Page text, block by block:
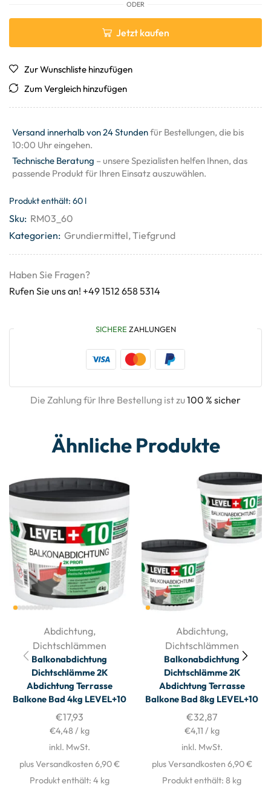
ODER
Jetzt kaufen
Zur Wunschliste hinzufügen
Zum Vergleich hinzufügen
Versand innerhalb von 24 Stundenfür Bestellungen, die bis
10:00 Uhr eingehen.
Technische Beratung – unsere Spezialisten helfen Ihnen, das
passende Produkt für Ihren Einsatz auszuwählen.
Produkt enthält: 60 l
Sku: RM03_60
Kategorien: Grundiermittel,Tiefgrund
Haben Sie Fragen?
Rufen Sie uns an! +49 1512 658 5314
SICHERE ZAHLUNGEN
Die Zahlung für Ihre Bestellung ist zu100 % sicher
Ähnliche Produkte
Abdichtung,
Dichtschlämmen
Balkonabdichtung
Dichtschlämme 2K
Abdichtung Terrasse
Balkone Bad 4kg LEVEL+10
€17,93
€4,48/ kg
inkl. MwSt.
plus Versandkosten 6,90 €
Produkt enthält: 4 kg
Abdichtung,
Dichtschlämmen
Balkonabdichtung
Dichtschlämme 2K
Abdichtung Terrasse
Balkone Bad 8kg LEVEL+10
€32,87
€4,11 / kg
inkl. MwSt.
plus Versandkosten 6,90 €
Produkt enthält: 8 kg